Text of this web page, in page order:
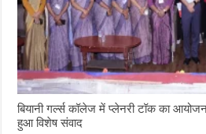
बियानी गर्ल्स कॉलेज में प्लेनरी टॉक का
हुआ विशेष संवाद